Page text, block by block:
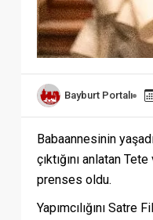
Bayburt Portalı
Babaannesinin
çıktığını anlatan
prenses oldu.
Yapımcılığını